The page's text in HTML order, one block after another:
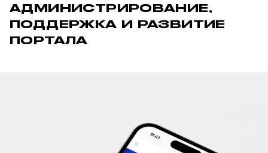
АДМИНИСТРИРОВАНИЕ,
ПОДДЕРЖКА И РАЗВИТИЕ
ПОРТАЛА